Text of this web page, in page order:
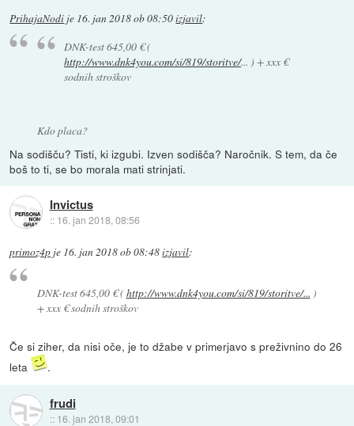
PrihajaNodi je 16. jan 2018 ob 08:50izjavil:
DNK-test 645,00 € (
http://www.dnk4you.com/si/819/storitve/... ) + xxx €
sodnih stroškov
Kdo placa?
Na sodišču? Tisti, ki izgubi. Izven sodišča? Naročnik. S tem, da če
boš to ti, se bo morala mati strinjati.
Invictus
:: 16. jan 2018, 08:56
primoz4p je 16. jan 2018 ob 08:48izjavil:
DNK-test 645,00 € ( http://www.dnk4you.com/si/819/storitve/... )
+ xxx € sodnih stroškov
Če si ziher, da nisi oče, je to džabe v primerjavo s preživnino do 26
leta
.
frudi
:: 16. jan 2018, 09:01